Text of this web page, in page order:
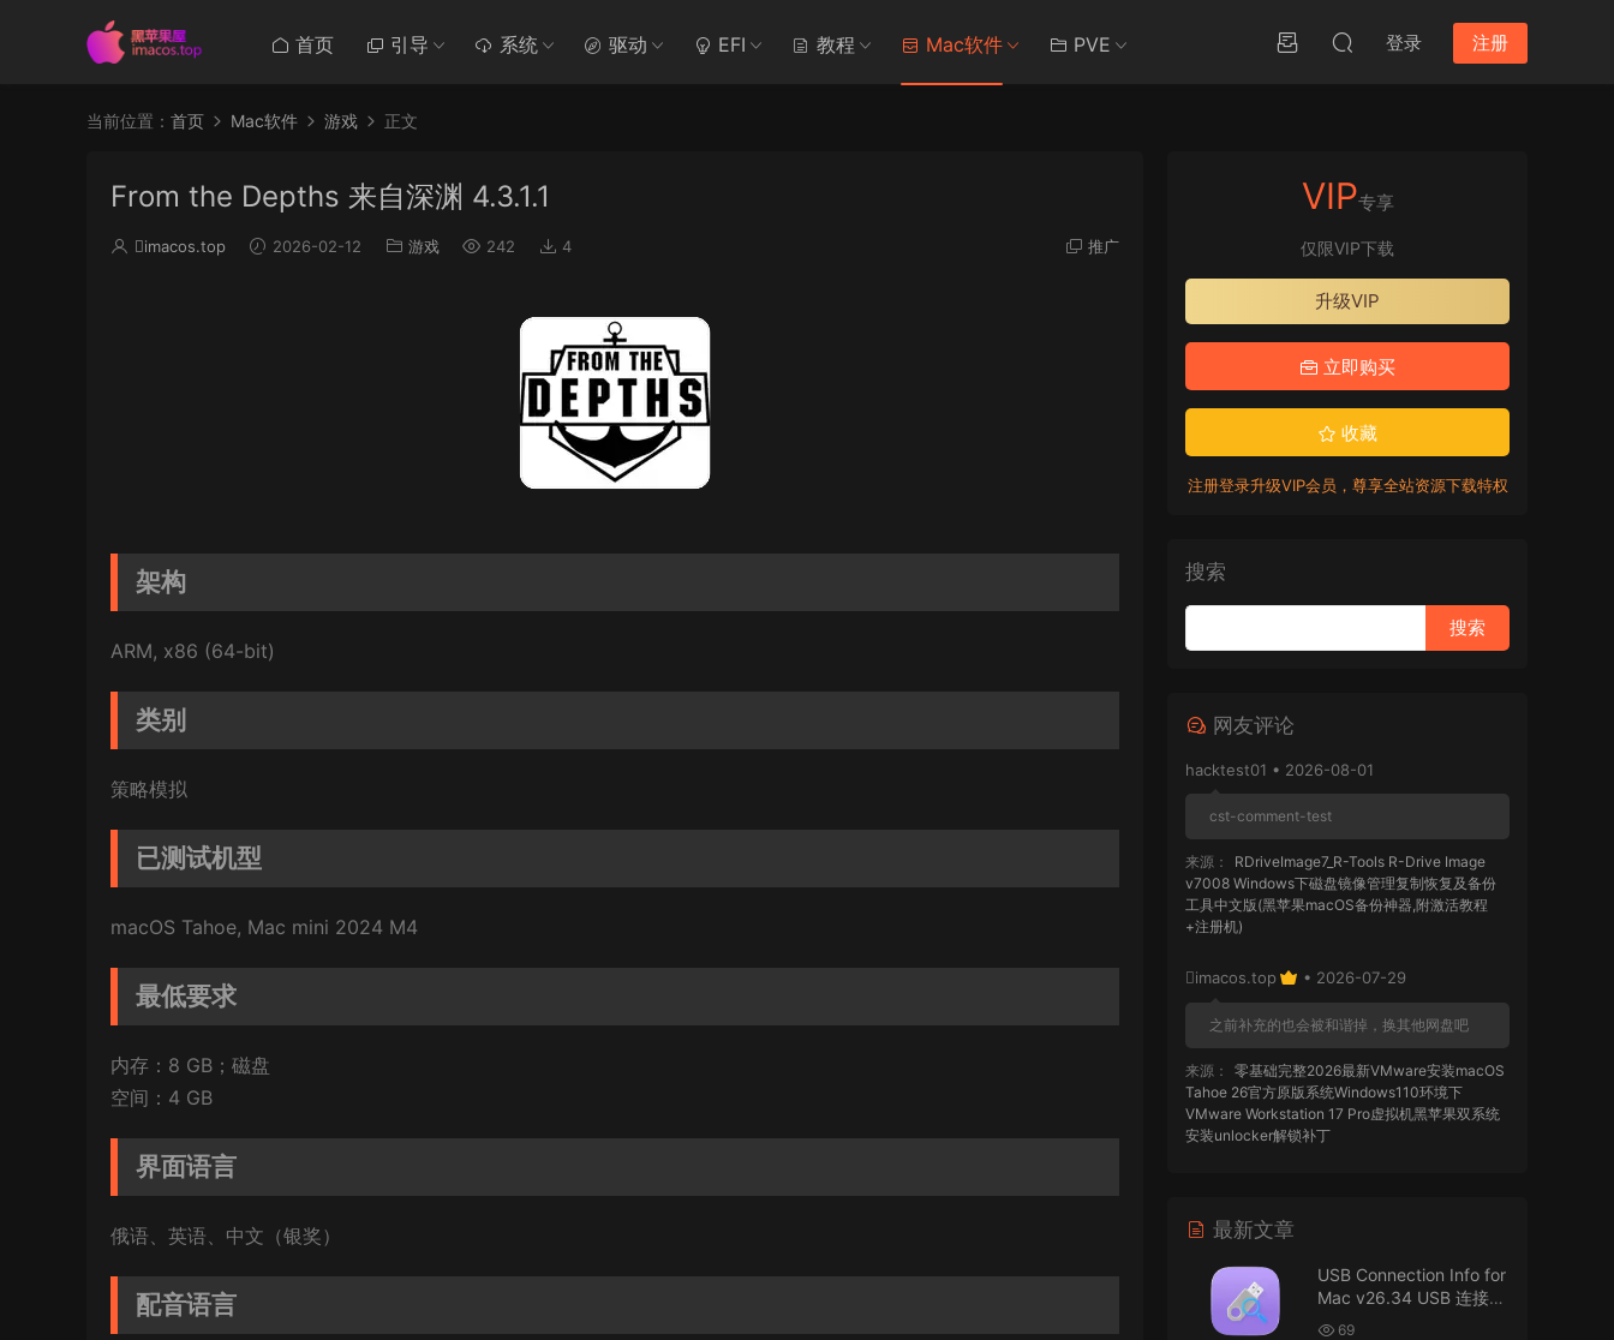
首页 引导 系统 驱动 EFI 教程 Mac软件 PVE 登录 注册
当前位置： 首页 Mac软件 游戏 正文
From the Depths 来自深渊 4.3.1.1
imacos.top 2026-02-12 游戏 242 4 推广
架构
ARM, x86 (64-bit)
类别
策略模拟
已测试机型
macOS Tahoe, Mac mini 2024 M4
最低要求
内存：8 GB；磁盘
空间：4 GB
界面语言
俄语、英语、中文（银奖）
配音语言
VIP专享
仅限VIP下载
升级VIP
立即购买
收藏
注册登录升级VIP会员，尊享全站资源下载特权
搜索
网友评论
hacktest01 • 2026-08-01
cst-comment-test
来源：
RDriveImage7_R-Tools R-Drive Image
v7008 Windows下磁盘镜像管理复制恢复及备份
工具中文版(黑苹果macOS备份神器,附激活教程
+注册机)
imacos.top • 2026-07-29
之前补充的也会被和谐掉，换其他网盘吧
来源：
零基础完整2026最新VMware安装macOS
Tahoe 26官方原版系统Windows110环境下
VMware Workstation 17 Pro虚拟机黑苹果双系统
安装unlocker解锁补丁
AIO = All In One，一站式整合完整版
来源：
DaVinci Resolve Studio 21 for Mac
v21.0.3 AIO 达芬奇世界顶级调色软件
最新文章
USB Connection Info for
Mac v26.34 USB 连接信
息 69